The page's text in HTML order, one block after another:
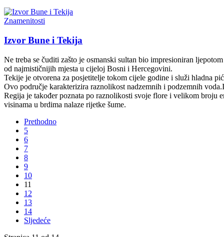
Znamenitosti
Izvor Bune i Tekija
Ne treba se čuditi zašto je osmanski sultan bio impresioniran
od najmističnijih mjesta u cijeloj Bosni i Hercegovini.
Tekije je otvorena za posjetitelje tokom cijele godine i služi hladna
Ovo područje karakterizira raznolikost nadzemnih i podzemnih
Regija je također poznata po raznolikosti svoje flore i velikom broju
visinama u brdima nalaze rijetke šume.
Prethodno
5
6
7
8
9
10
11
12
13
14
Sljedeće